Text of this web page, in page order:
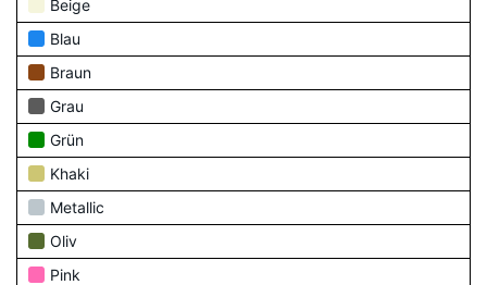
Beige
Blau
Braun
Grau
Grün
Khaki
Metallic
Oliv
Pink